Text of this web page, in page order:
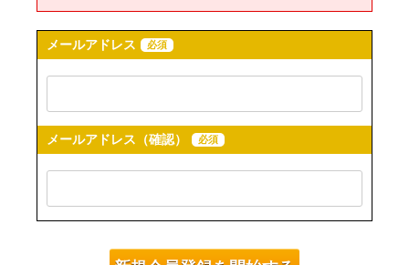
メールアドレス 必須
メールアドレス（確認） 必須